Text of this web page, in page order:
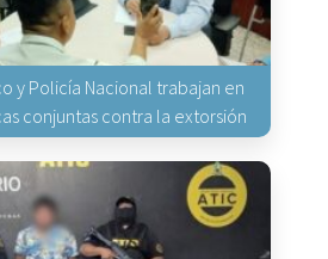
y Policía Nacional trabajan en
conjuntas contra la extorsión